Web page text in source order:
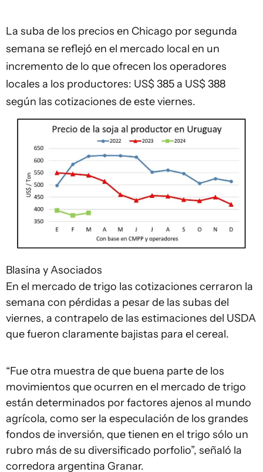
La suba de los precios en Chicago por segunda
semana se reflejó en el mercado local en un
incremento de lo que ofrecen los operadores
locales a los productores: US$ 385 a US$ 388
según las cotizaciones de este viernes.
Blasina y Asociados
En el mercado de trigo las cotizaciones cerraron la
semana con pérdidas a pesar de las subas del
viernes, a contrapelo de las estimaciones del USDA
que fueron claramente bajistas para el cereal.
“Fue otra muestra de que buena parte de los
movimientos que ocurren en el mercado de trigo
están determinados por factores ajenos al mundo
agrícola, como ser la especulación de los grandes
fondos de inversión, que tienen en el trigo sólo un
rubro más de su diversificado porfolio”, señaló la
corredora argentina Granar.